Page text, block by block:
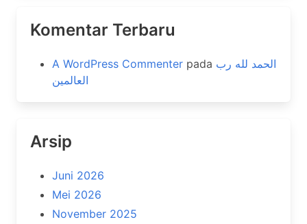
Komentar Terbaru
A WordPress Commenter pada الحمد لله رب
العالمين
Arsip
Juni 2026
Mei 2026
November 2025